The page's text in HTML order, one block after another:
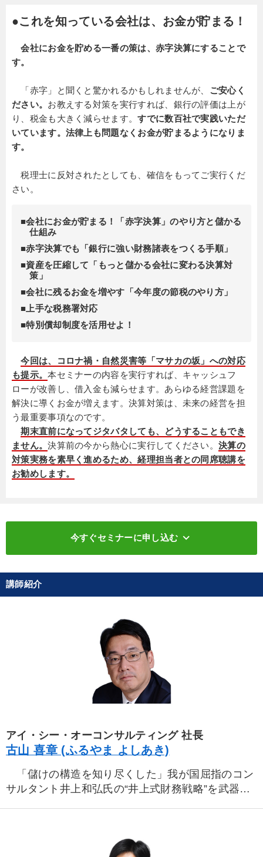
●これを知っている会社は、お金が貯まる！
会社にお金を貯める一番の策は、赤字決算にすることで
す。
「赤字」と聞くと驚かれるかもしれませんが、 ご安心く
ださい。 お教えする対策を実行すれば、銀行の評価は上が
り、税金も大きく減らせます。すでに数百社で実践いただ
いています。法律上も問題なくお金が貯まるようになりま
す。
税理士に反対されたとしても、確信をもってご実行くだ
さい。
■会社にお金が貯まる！「赤字決算」のやり方と儲かる
仕組み
■赤字決算でも「銀行に強い財務諸表をつくる手順」
■資産を圧縮して「もっと儲かる会社に変わる決算対
策」
■会社に残るお金を増やす「今年度の節税のやり方」
■上手な税務署対応
■特別償却制度を活用せよ！
今回は、コロナ禍・自然災害等「マサカの坂」への対応
も提示。本セミナーの内容を実行すれば、キャッシュフ
ローが改善し、借入金も減らせます。あらゆる経営課題を
解決に導くお金が増えます。決算対策は、未来の経営を担
う最重要事項なのです。
期末直前になってジタバタしても、どうすることもでき
ません。決算前の今から熱心に実行してください。決算の
対策実務を素早く進めるため、経理担当者との同席聴講を
お勧めします。
今すぐセミナーに申し込む keyboard_arrow_down
講師紹介
アイ・シー・オーコンサルティング 社長
古山 喜章 (ふるやま よしあき)
「儲けの構造を知り尽くした」我が国屈指のコン
サルタント井上和弘氏の“井上式財務戦略”を武器
自社株対策、人事労務の指導等で抜群の実績を残